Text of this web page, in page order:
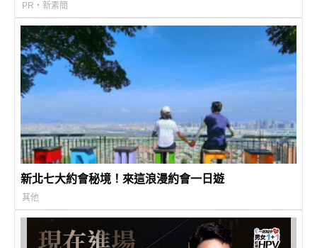
PR・新素簡
新北七大約會秘境！來這浪漫約會一日遊
其他